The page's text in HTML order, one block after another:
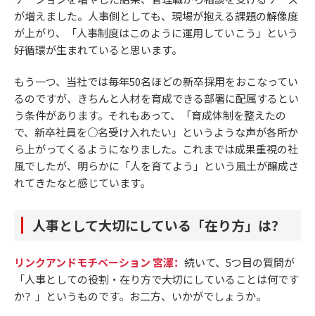
が増えました。人事側としても、現場が抱える課題の解像度
が上がり、「人事制度はこのように運用していこう」という
好循環が生まれていると思います。
もう一つ、当社では毎年50名ほどの新卒採用をおこなってい
るのですが、きちんと人材を育成できる部署に配属するとい
う条件があります。それもあって、「育成体制を整えたの
で、新卒社員を○名受け入れたい」というような声が各所か
ら上がってくるようになりました。これまでは成果重視の社
風でしたが、明らかに「人を育てよう」という風土が醸成さ
れてきたなと感じています。
人事として大切にしている「在り方」は？
リンクアンドモチベーション 宮澤： 続いて、5つ目の質問が
「人事としての役割・在り方で大切にしていることは何です
か？」というものです。お二方、いかがでしょうか。